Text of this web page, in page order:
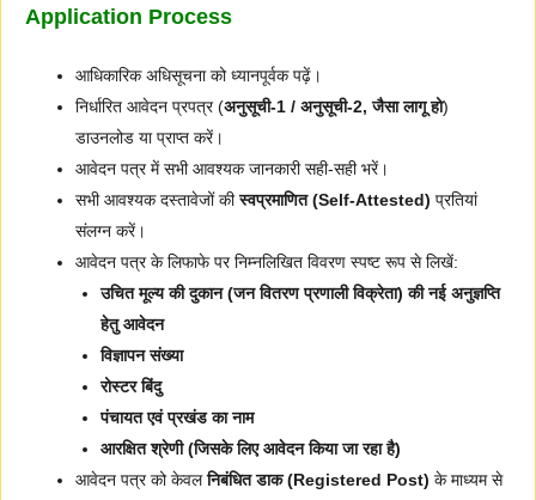
Application Process
आधिकारिक अधिसूचना को ध्यानपूर्वक पढ़ें।
निर्धारित आवेदन प्रपत्र (अनुसूची-1 / अनुसूची-2, जैसा लागू हो)
डाउनलोड या प्राप्त करें।
आवेदन पत्र में सभी आवश्यक जानकारी सही-सही भरें।
सभी आवश्यक दस्तावेजों कीस्वप्रमाणित (Self-Attested) प्रतियां
संलग्न करें।
आवेदन पत्र के लिफाफे पर निम्नलिखित विवरण स्पष्ट रूप से लिखें:
उचित मूल्य की दुकान (जन वितरण प्रणाली विक्रेता) की नई अनुज्ञप्ति
हेतु आवेदन
विज्ञापन संख्या
रोस्टर बिंदु
पंचायत एवं प्रखंड का नाम
आरक्षित श्रेणी (जिसके लिए आवेदन किया जा रहा है)
आवेदन पत्र को केवलनिबंधित डाक (Registered Post) के माध्यम से